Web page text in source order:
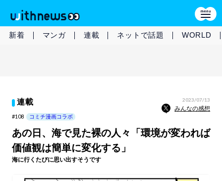
新着 マンガ 連載 ネットで話題 WORLD
連載 2023/07/13
みんなの感想
#108 コミチ漫画コラボ
あの日、海で見た裸の人々「環境が変われば
価値観は簡単に変化する」
海に行くたびに思い出すそうです